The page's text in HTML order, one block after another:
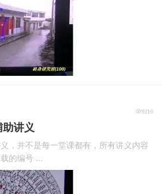
9210
讲义
，并不是每一堂课都有，所有讲义内容
的编号 ...